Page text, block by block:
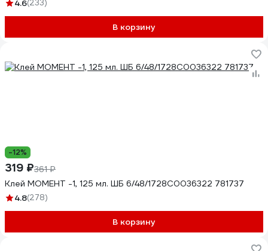
4.6(233)
В корзину
-12%
319 ₽361 ₽
Клей МОМЕНТ -1, 125 мл. ШБ 6/48/1728C0036322 781737
4.8(278)
В корзину